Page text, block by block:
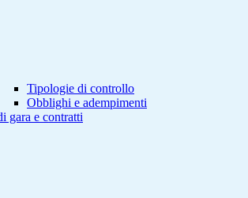
Tipologie di controllo
Obblighi e adempimenti
gara e contratti